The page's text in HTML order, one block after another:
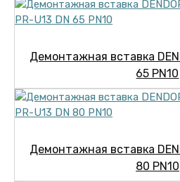
Демонтажная вставка
65 PN10
Демонтажная вставка
80 PN10